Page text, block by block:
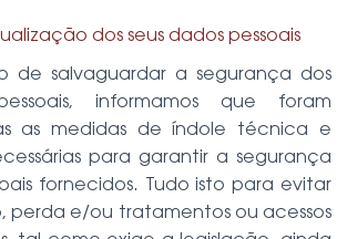
dos seus dados pessoais
de salvaguardar a segurança dos
informamos que foram
as medidas de índole técnica e
para garantir a segurança
fornecidos. Tudo isto para evitar
perda e/ou tratamentos ou acessos